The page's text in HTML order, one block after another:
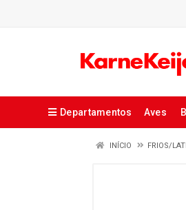
Departamentos Aves
INÍCIO FRIOS/